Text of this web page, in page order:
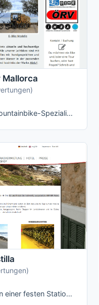
Mallorca
Cami-Bike ist ein reiner Mountainbike-Spezialist an der Ostküste: Hardtail, Fully und die jeweiligen E-Varianten von Merida, dazu geführte …
Berner Bikes vermietet von einer festen Station im Hotel THB El Cid an der Playa de Palma aus eine reine Rennrad- und E-Rennrad-Flotte mit …